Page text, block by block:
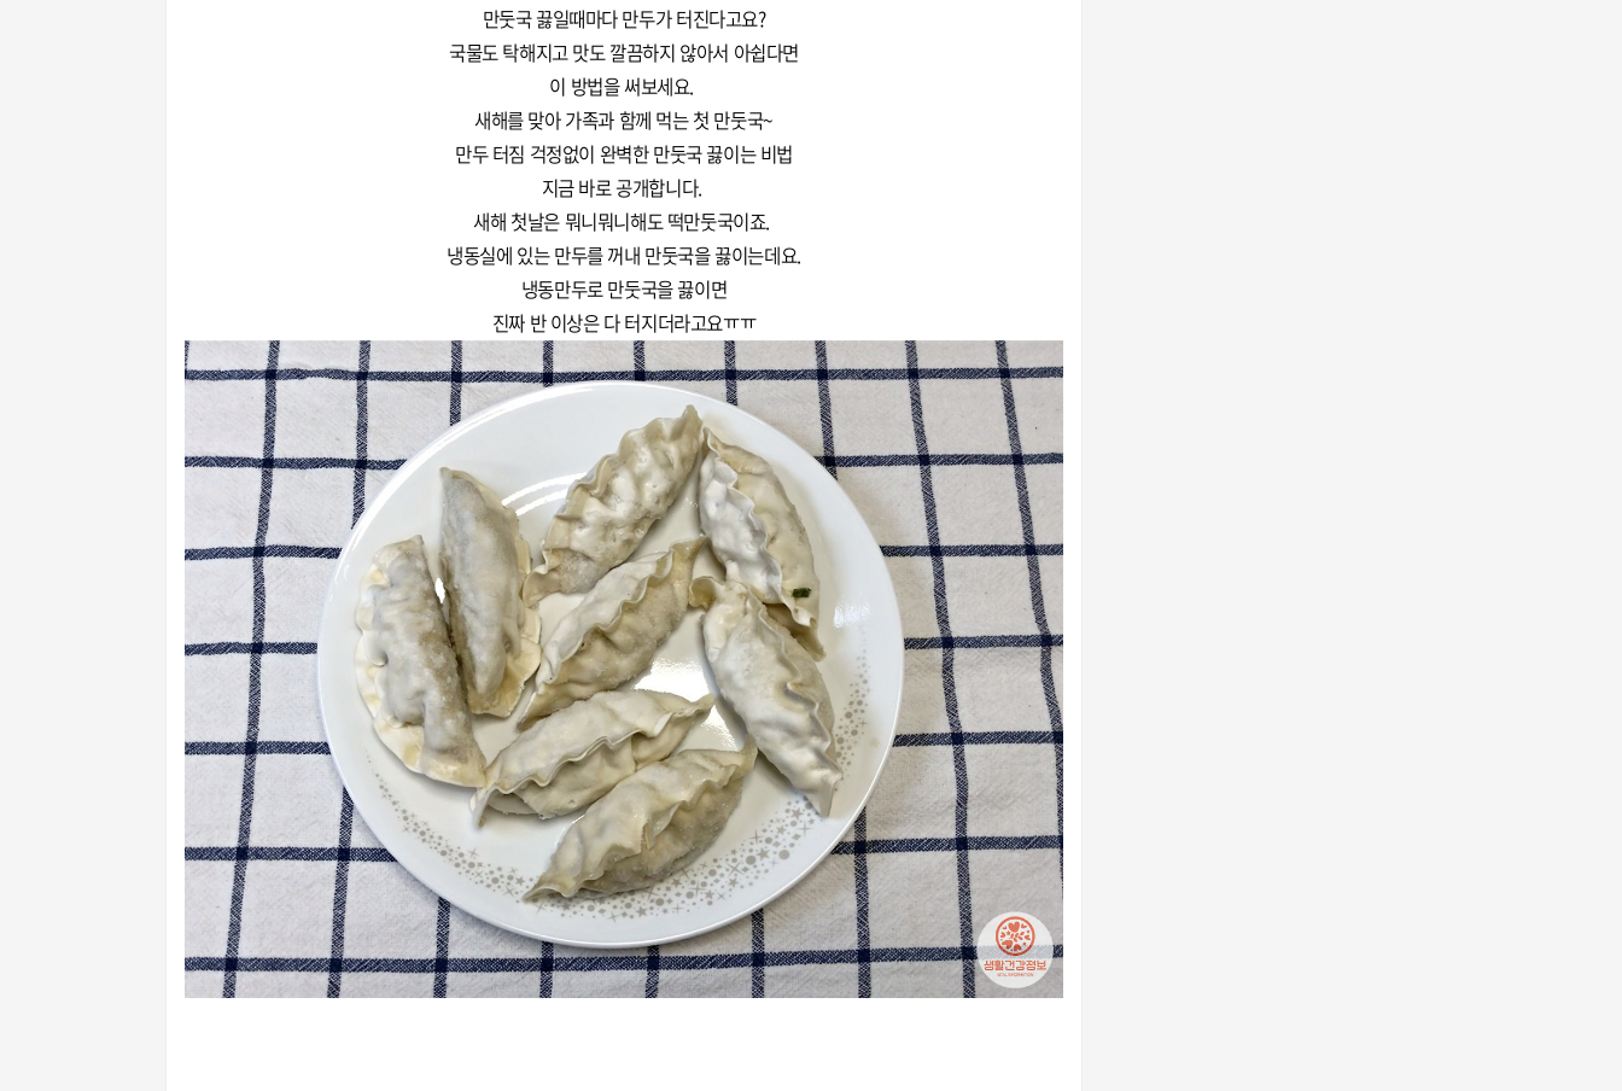
만둣국 끓일때마다 만두가 터진다고요?
국물도 탁해지고 맛도 깔끔하지 않아서 아쉽다면
이 방법을 써보세요.
새해를 맞아 가족과 함께 먹는 첫 만둣국~
만두 터짐 걱정없이 완벽한 만둣국 끓이는 비법
지금 바로 공개합니다.
새해 첫날은 뭐니뭐니해도 떡만둣국이죠.
냉동실에 있는 만두를 꺼내 만둣국을 끓이는데요.
냉동만두로 만둣국을 끓이면
진짜 반 이상은 다 터지더라고요ㅠㅠ